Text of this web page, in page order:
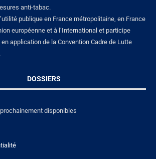
anti-tabac.
publique en France métropolitaine, en France
européenne et à l’International et participe
application de la Convention Cadre de Lutte
DOSSIERS
disponibles